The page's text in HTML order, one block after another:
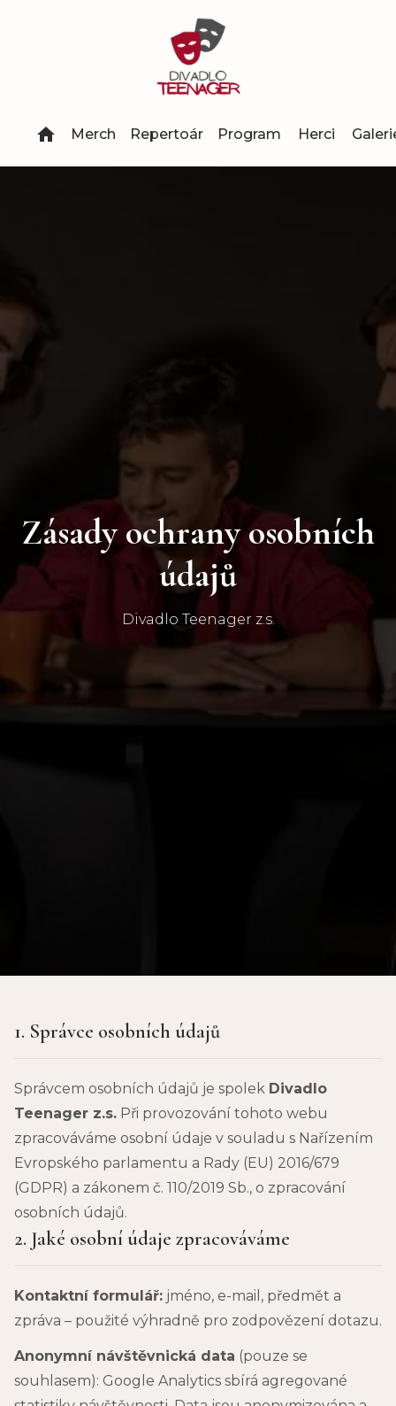
Merch Repertoár Program Herci
Zásady ochrany osobních
údajů
Divadlo Teenager z.s.
1. Správce osobních údajů
Správcem osobních údajů je spolek Divadlo
Teenager z.s. Při provozování tohoto webu
zpracováváme osobní údaje v souladu s Nařízením
Evropského parlamentu a Rady (EU) 2016/679
(GDPR) a zákonem č. 110/2019 Sb., o zpracování
osobních údajů.
2. Jaké osobní údaje zpracováváme
Kontaktní formulář: jméno, e-mail, předmět a
zpráva – použité výhradně pro zodpovězení dotazu.
Anonymní návštěvnická data (pouze se
souhlasem): Google Analytics sbírá agregované